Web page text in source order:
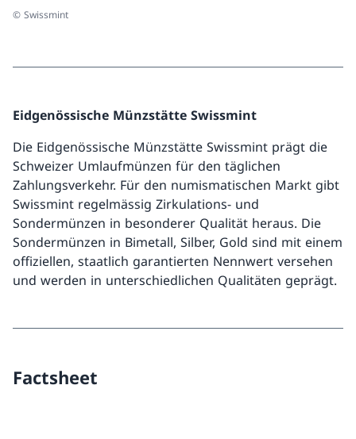
© Swissmint
Eidgenössische Münzstätte Swissmint
Die Eidgenössische Münzstätte Swissmint prägt die
Schweizer Umlaufmünzen für den täglichen
Zahlungsverkehr. Für den numismatischen Markt gibt
Swissmint regelmässig Zirkulations- und
Sondermünzen in besonderer Qualität heraus. Die
Sondermünzen in Bimetall, Silber, Gold sind mit einem
offiziellen, staatlich garantierten Nennwert versehen
und werden in unterschiedlichen Qualitäten geprägt.
Factsheet